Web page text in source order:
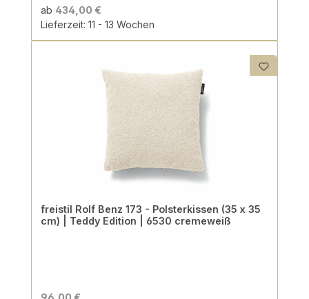
ab 434,00 €
Lieferzeit: 11 - 13 Wochen
freistil Rolf Benz 173 - Polsterkissen (35 x 35
cm) | Teddy Edition | 6530 cremeweiß